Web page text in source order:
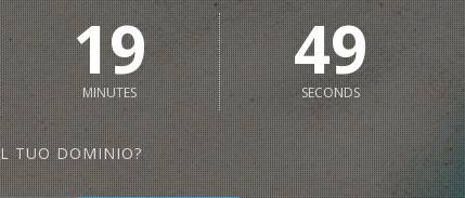
19
MINUTES 48
SECONDS
TUO DOMINIO?